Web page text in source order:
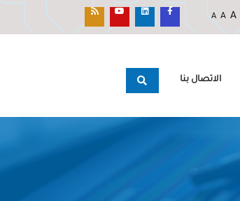
A A A
الاتصال بنا